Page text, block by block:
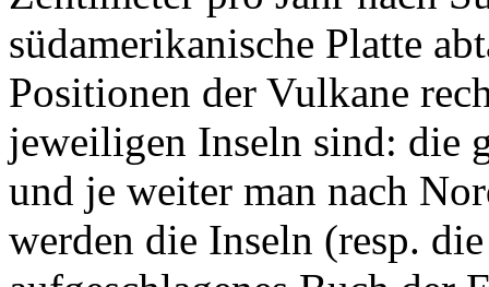
Positionen der Vulkane
jeweiligen Inseln sind: die
und je weiter man nach
werden die Inseln (resp.
aufgeschlagenes Buch der